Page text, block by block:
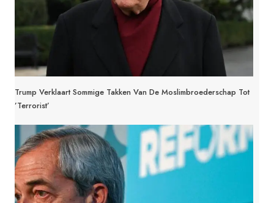
Trump Verklaart Sommige Takken Van De Moslimbroederschap Tot
’terrorist’